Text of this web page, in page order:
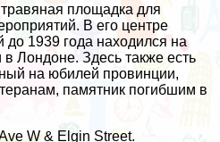
площадка для
В его центре
до 1939 года находился на
Лондоне. Здесь также есть
на юбилей провинции,
памятник погибшим в
W & Elgin Street.